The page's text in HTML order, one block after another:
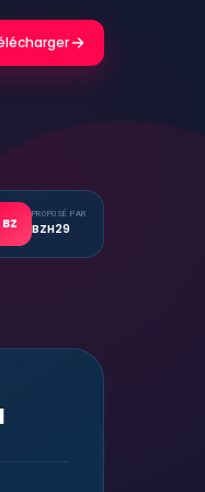
BZ
PROPOSÉ PAR
BZH29